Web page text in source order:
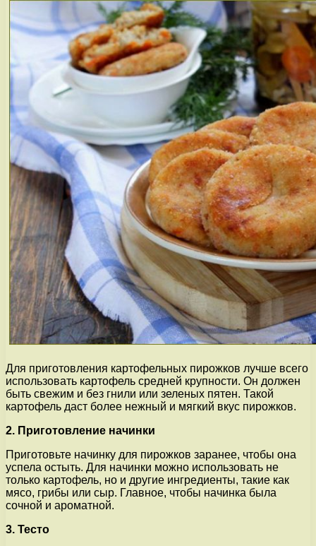
Для приготовления картофельных пирожков лучше всего
использовать картофель средней крупности. Он должен
быть свежим и без гнили или зеленых пятен. Такой
картофель даст более нежный и мягкий вкус пирожков.
2. Приготовление начинки
Приготовьте начинку для пирожков заранее, чтобы она
успела остыть. Для начинки можно использовать не
только картофель, но и другие ингредиенты, такие как
мясо, грибы или сыр. Главное, чтобы начинка была
сочной и ароматной.
3. Тесто